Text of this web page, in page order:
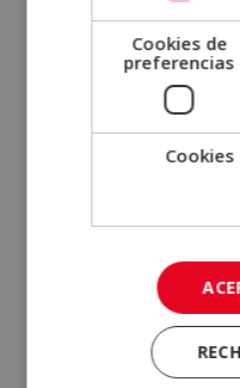
Tu correo electrónico
Indícanos en qué
Cookies de
preferencias